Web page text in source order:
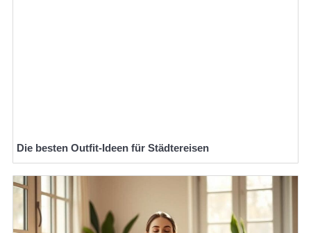
Die besten Outfit-Ideen für Städtereisen